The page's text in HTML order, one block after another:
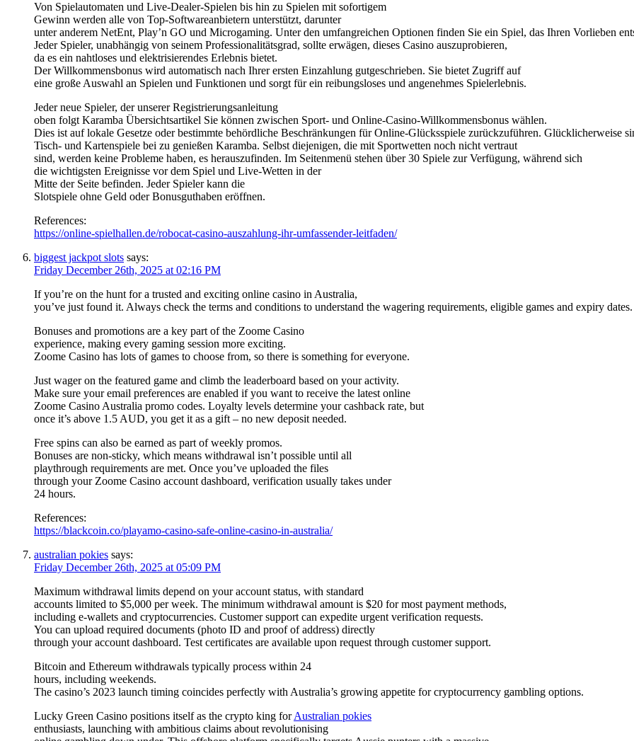
Von Spielautomaten und Live-Dealer-Spielen bis hin zu Spielen mit sofortigem
Gewinn werden alle von Top-Softwareanbietern unterstützt, darunter
unter anderem NetEnt, Play’n GO und Microgaming. Unter den umfangreichen Optionen finden Sie ein Spiel, das Ihren Vorlieben
Jeder Spieler, unabhängig von seinem Professionalitätsgrad, sollte erwägen, dieses Casino auszuprobieren,
da es ein nahtloses und elektrisierendes Erlebnis bietet.
Der Willkommensbonus wird automatisch nach Ihrer ersten Einzahlung gutgeschrieben. Sie bietet Zugriff auf
eine große Auswahl an Spielen und Funktionen und sorgt für ein reibungsloses und angenehmes Spielerlebnis.
Jeder neue Spieler, der unserer Registrierungsanleitung
oben folgt Karamba Übersichtsartikel Sie können zwischen Sport- und Online-Casino-Willkommensbonus wählen.
Dies ist auf lokale Gesetze oder bestimmte behördliche Beschränkungen für Online-Glücksspiele zurückzuführen. Glücklicherweise
Tisch- und Kartenspiele bei zu genießen Karamba. Selbst diejenigen, die mit Sportwetten noch nicht vertraut
sind, werden keine Probleme haben, es herauszufinden. Im Seitenmenü stehen über 30 Spiele zur Verfügung, während sich
die wichtigsten Ereignisse vor dem Spiel und Live-Wetten in der
Mitte der Seite befinden. Jeder Spieler kann die
Slotspiele ohne Geld oder Bonusguthaben eröffnen.
References:
https://online-spielhallen.de/robocat-casino-auszahlung-ihr-umfassender-leitfaden/
biggest jackpot slots says:
Friday December 26th, 2025 at 02:16 PM
If you’re on the hunt for a trusted and exciting online casino in Australia,
you’ve just found it. Always check the terms and conditions to understand the wagering requirements, eligible games and expiry dates.
Bonuses and promotions are a key part of the Zoome Casino
experience, making every gaming session more exciting.
Zoome Casino has lots of games to choose from, so there is something for everyone.
Just wager on the featured game and climb the leaderboard based on your activity.
Make sure your email preferences are enabled if you want to receive the latest online
Zoome Casino Australia promo codes. Loyalty levels determine your cashback rate, but
once it’s above 1.5 AUD, you get it as a gift – no new deposit needed.
Free spins can also be earned as part of weekly promos.
Bonuses are non-sticky, which means withdrawal isn’t possible until all
playthrough requirements are met. Once you’ve uploaded the files
through your Zoome Casino account dashboard, verification usually takes under
24 hours.
References:
https://blackcoin.co/playamo-casino-safe-online-casino-in-australia/
australian pokies says:
Friday December 26th, 2025 at 05:09 PM
Maximum withdrawal limits depend on your account status, with standard
accounts limited to $5,000 per week. The minimum withdrawal amount is $20 for most payment methods,
including e-wallets and cryptocurrencies. Customer support can expedite urgent verification requests.
You can upload required documents (photo ID and proof of address) directly
through your account dashboard. Test certificates are available upon request through customer support.
Bitcoin and Ethereum withdrawals typically process within 24
hours, including weekends.
The casino’s 2023 launch timing coincides perfectly with Australia’s growing appetite for cryptocurrency gambling options.
Lucky Green Casino positions itself as the crypto king forAustralian pokies
enthusiasts, launching with ambitious claims about revolutionising